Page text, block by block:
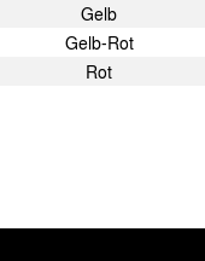
Gelb
Gelb-Rot
Rot